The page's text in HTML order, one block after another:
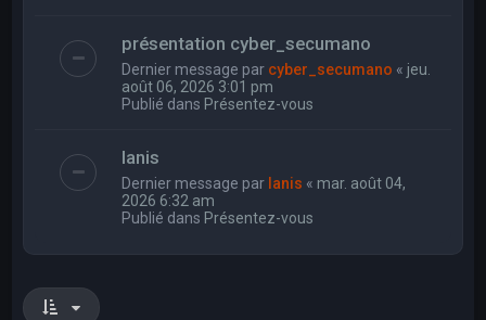
présentation cyber_secumano
Dernier message par cyber_secumano « jeu.
août 06, 2026 3:01 pm
Publié dans Présentez-vous
Ianis
Dernier message par Ianis « mar. août 04,
2026 6:32 am
Publié dans Présentez-vous